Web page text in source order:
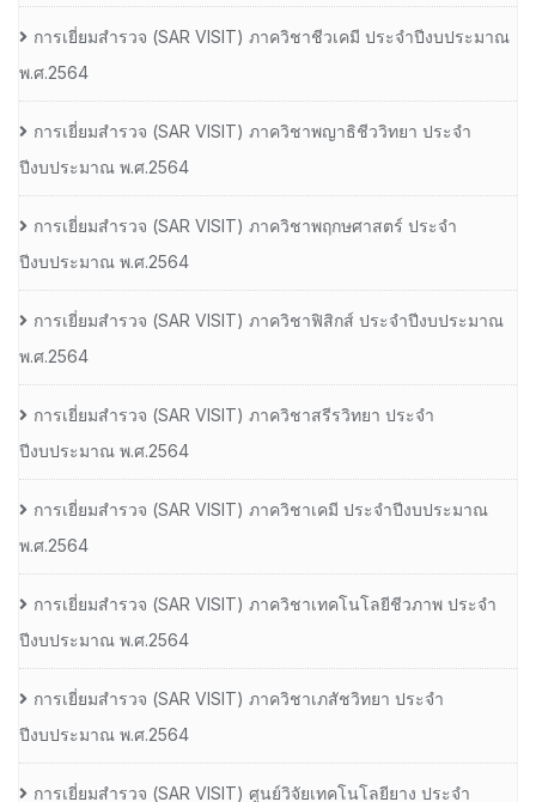
การเยี่ยมสํารวจ (SAR VISIT) ภาควิชาชีวเคมี ประจําปีงบประมาณ
พ.ศ.2564
การเยี่ยมสํารวจ (SAR VISIT) ภาควิชาพญาธิชีววิทยา ประจํา
ปีงบประมาณ พ.ศ.2564
การเยี่ยมสํารวจ (SAR VISIT) ภาควิชาพฤกษศาสตร์ ประจํา
ปีงบประมาณ พ.ศ.2564
การเยี่ยมสํารวจ (SAR VISIT) ภาควิชาฟิสิกส์ ประจําปีงบประมาณ
พ.ศ.2564
การเยี่ยมสํารวจ (SAR VISIT) ภาควิชาสรีรวิทยา ประจํา
ปีงบประมาณ พ.ศ.2564
การเยี่ยมสํารวจ (SAR VISIT) ภาควิชาเคมี ประจําปีงบประมาณ
พ.ศ.2564
การเยี่ยมสํารวจ (SAR VISIT) ภาควิชาเทคโนโลยีชีวภาพ ประจํา
ปีงบประมาณ พ.ศ.2564
การเยี่ยมสํารวจ (SAR VISIT) ภาควิชาเภสัชวิทยา ประจํา
ปีงบประมาณ พ.ศ.2564
การเยี่ยมสํารวจ (SAR VISIT) ศูนย์วิจัยเทคโนโลยียาง ประจํา